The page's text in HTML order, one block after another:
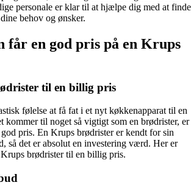
personale er klar til at hjælpe dig med at finde
behov og ønsker.
får en god pris på en Krups
til en billig pris
følelse at få fat i et nyt køkkenapparat til en
til noget så vigtigt som en brødrister, er
pris. En Krups brødrister er kendt for sin
så det er absolut en investering værd. Her er
brødrister til en billig pris.